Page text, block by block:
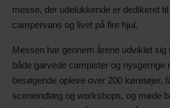
messe, der udelukkende er dedikeret
campervans og livet på fire hjul.
Messen har gennem årene udviklet
både garvede campister og nysgerrige
besøgende opleve over 200 køretøjer,
sceneindlæg og workshops, og møde